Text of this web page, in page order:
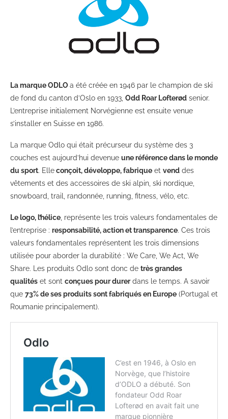
La marque ODLOa été créée en 1946 par le champion de ski
de fond du canton d’Oslo en 1933, Odd Roar Lofterød senior.
L’entreprise initialement Norvégienne est ensuite venue
s’installer en Suisse en 1986.
La marque Odlo qui était précurseur du système des 3
couches est aujourd’hui devenue une référence dans le monde
du sport. Elleconçoit, développe, fabrique et vend des
vêtements et des accessoires de ski alpin, ski nordique,
snowboard, trail, randonnée, running, fitness, vélo, etc.
Le logo, l’hélice, représente les trois valeurs fondamentales de
l’entreprise : responsabilité, action et transparence. Ces trois
valeurs fondamentales représentent les trois dimensions
utilisée pour aborder la durabilité : We Care, We Act, We
Share. Les produits Odlo sont donc de très grandes
qualités et sont conçues pour durerdans le temps. A savoir
que 73% de ses produits sont fabriqués en Europe (Portugal et
Roumanie principalement).